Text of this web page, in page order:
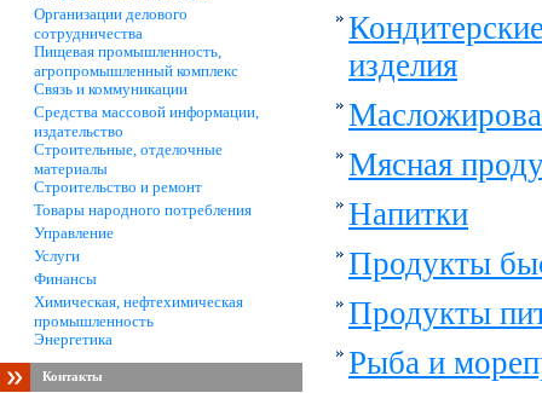
Организации делового
сотрудничества
Пищевая промышленность,
агропромышленный комплекс
Связь и коммуникации
Средства массовой информации,
издательство
Строительные, отделочные
материалы
Строительство и ремонт
Товары народного потребления
Управление
Услуги
Финансы
Химическая, нефтехимическая
промышленность
Энергетика
Контакты
изделия
Мясная
Напитки
Продукты
Продукты
Рыба и